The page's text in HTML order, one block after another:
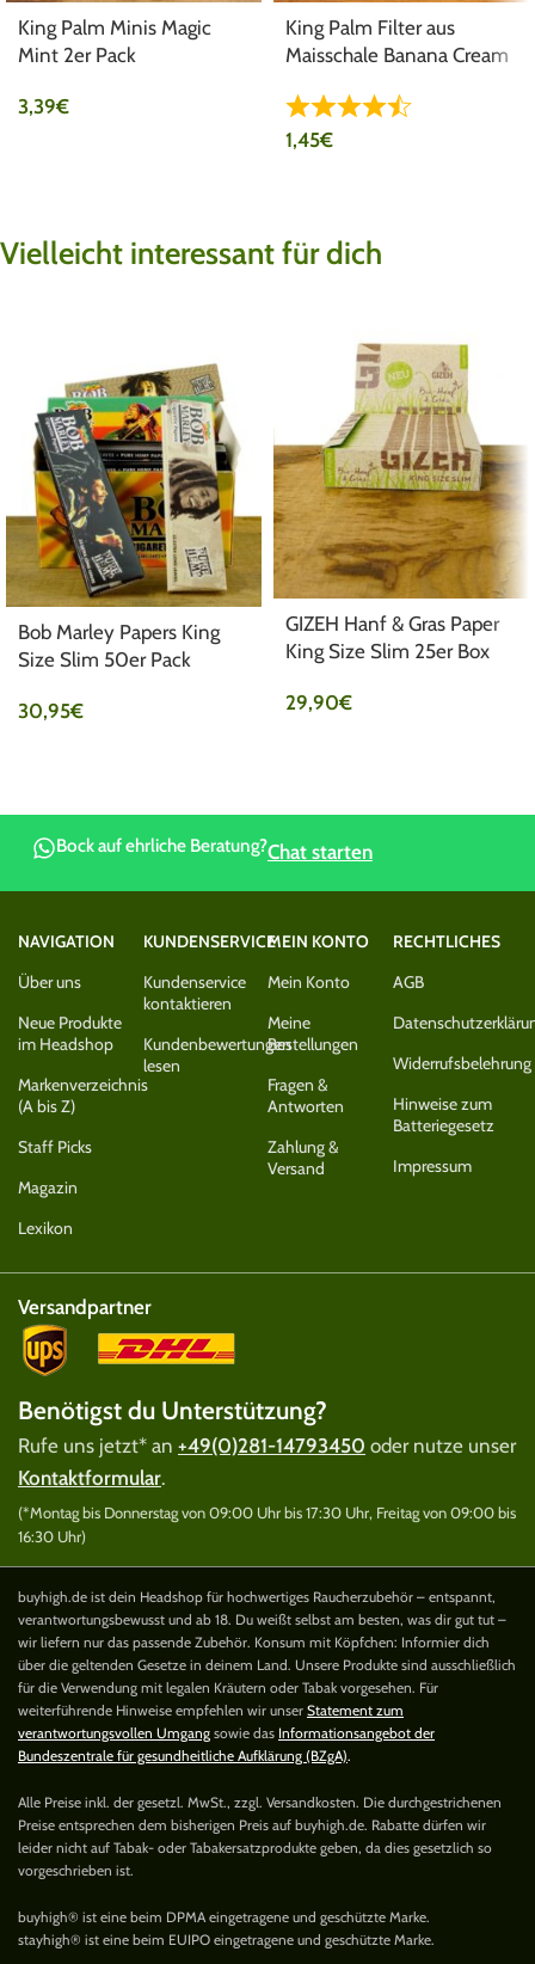
King Palm Minis Magic
Mint 2er Pack
3,39€
King Palm Filter aus
Maisschale Banana Cream
1,45€
Vielleicht interessant für dich
Bob Marley Papers King
Size Slim 50er Pack
30,95€
GIZEH Hanf & Gras Paper
King Size Slim 25er Box
29,90€
Bock auf ehrliche Beratung?Chat starten
NAVIGATION
Über uns
Neue Produkte
im Headshop
Markenverzeichnis
(A bis Z)
Staff Picks
Magazin
Lexikon
KUNDENSERVICE
Kundenservice
kontaktieren
Kundenbewertungen
lesen
MEIN KONTO
Mein Konto
Meine
Bestellungen
Fragen &
Antworten
Zahlung &
Versand
RECHTLICHES
AGB
Widerrufsbelehrung
Hinweise zum
Batteriegesetz
Impressum
Versandpartner
Benötigst du Unterstützung?
Rufe uns jetzt* an +49(0)281-14793450 oder nutze unser
Kontaktformular.
(*Montag bis Donnerstag von 09:00 Uhr bis 17:30 Uhr, Freitag von 09:00 bis
16:30 Uhr)
buyhigh.de ist dein Headshop für hochwertiges Raucherzubehör – entspannt,
verantwortungsbewusst und ab 18. Du weißt selbst am besten, was dir gut tut –
wir liefern nur das passende Zubehör. Konsum mit Köpfchen: Informier dich
über die geltenden Gesetze in deinem Land. Unsere Produkte sind ausschließlich
für die Verwendung mit legalen Kräutern oder Tabak vorgesehen. Für
weiterführende Hinweise empfehlen wir unser Statement zum
verantwortungsvollen Umgang sowie das Informationsangebot der
Bundeszentrale für gesundheitliche Aufklärung (BZgA).
Alle Preise inkl. der gesetzl. MwSt., zzgl. Versandkosten. Die durchgestrichenen
Preise entsprechen dem bisherigen Preis auf buyhigh.de. Rabatte dürfen wir
leider nicht auf Tabak- oder Tabakersatzprodukte geben, da dies gesetzlich so
vorgeschrieben ist.
buyhigh® ist eine beim DPMA eingetragene und geschützte Marke.
stayhigh® ist eine beim EUIPO eingetragene und geschützte Marke.